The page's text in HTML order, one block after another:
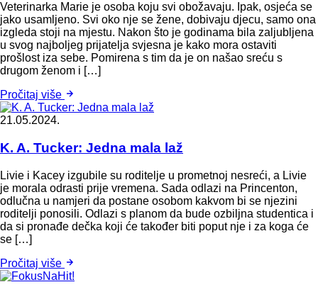
Veterinarka Marie je osoba koju svi obožavaju. Ipak, osjeća se
jako usamljeno. Svi oko nje se žene, dobivaju djecu, samo ona
izgleda stoji na mjestu. Nakon što je godinama bila zaljubljena
u svog najboljeg prijatelja svjesna je kako mora ostaviti
prošlost iza sebe. Pomirena s tim da je on našao sreću s
drugom ženom i […]
Pročitaj više
21.05.2024.
K. A. Tucker: Jedna mala laž
Livie i Kacey izgubile su roditelje u prometnoj nesreći, a Livie
je morala odrasti prije vremena. Sada odlazi na Princenton,
odlučna u namjeri da postane osobom kakvom bi se njezini
roditelji ponosili. Odlazi s planom da bude ozbiljna studentica i
da si pronađe dečka koji će također biti poput nje i za koga će
se […]
Pročitaj više